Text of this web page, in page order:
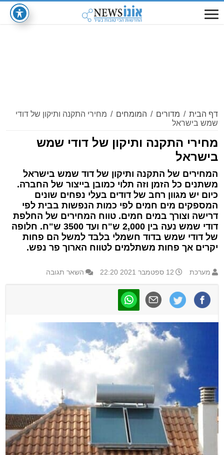
דף הבית / מדורים / המומחים / מחירי התקנה ותיקון של דודי
שמש בישראל
מחירי התקנה ותיקון של דודי שמש
בישראל
המחירים של התקנה ותיקון של דוד שמש בישראל
משתנים כל הזמן וזה תלוי כמובן בייצור של החברה.
כיום יש מגוון רחב של דודים בעלי נפחים שונים
המספקים מים חמים לפי כמות הנפשות בבית לפי
דרישה וצורך במים חמים. טווח המחירים של החלפת
דודי שמש נעה בין 2,000 ש"ח ועד 3500 ש"ח. חלופה
של דודי שמש בדוד חשמלי בלבד למשל הם פחות
יקרים אך פחות משתלמים לטווח הארוך פר נפש.
מערכת 12 ספטמבר 2021 22:20 השאר תגובה